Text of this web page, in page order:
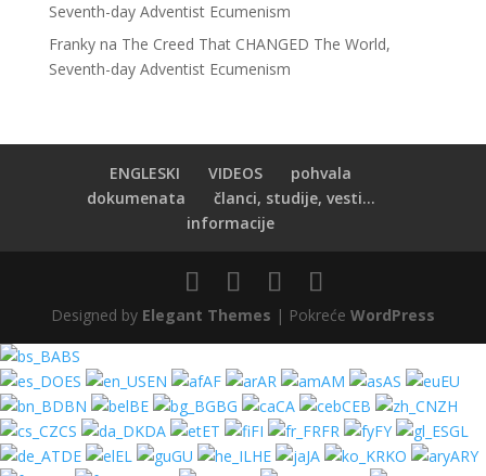
Seventh-day Adventist Ecumenism
Frankyna The Creed That CHANGED The World,
Seventh-day Adventist Ecumenism
ENGLESKI VIDEOS
pohvala
dokumenata
članci, studije, vesti...
informacije
Designed by Elegant Themes | Pokreće WordPress
BS
ES
EN AF AR AM AS
EU
BN
BE BG CA CEB
ZH
CS
DA ET FI FR FY
GL
DE
EL GU HE JA KO
ARY